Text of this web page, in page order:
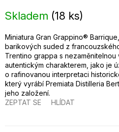
Skladem (18 ks)
Miniatura Gran Grappino®
barikových suded z
Trentino grappa s nezaměnitelnou
autentickým charakterem, jako je
o rafinovanou interpretaci
který vyrábí Premiata Distilleria
jeho založení.
ZEPTAT SE
HLÍDAT